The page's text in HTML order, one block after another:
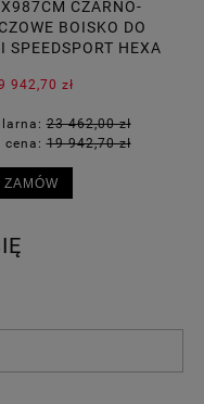
CZARNO-
BOISKO DO
SPEEDSPORT HEXA
942,70 zł
23 462,00 zł
cena:19 942,70 zł
ZAMÓW